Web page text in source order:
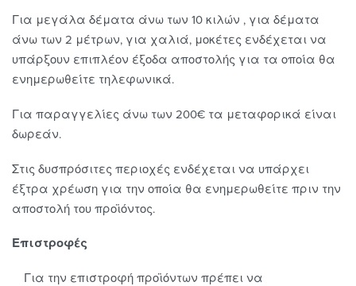
Για μεγάλα δέματα άνω των 10 κιλών , για δέματα
άνω των 2 μέτρων, για χαλιά, μοκέτες ενδέχεται να
υπάρξουν επιπλέον έξοδα αποστολής για τα οποία θα
ενημερωθείτε τηλεφωνικά.
Για παραγγελίες άνω των 200€ τα μεταφορικά είναι
δωρεάν.
Στις δυσπρόσιτες περιοχές ενδέχεται να υπάρχει
έξτρα χρέωση για την οποία θα ενημερωθείτε πριν την
αποστολή του προϊόντος.
Επιστροφές
Για την επιστροφή προϊόντων πρέπει να